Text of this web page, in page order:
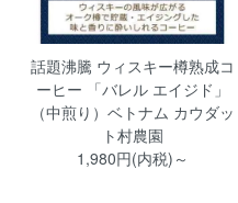
話題沸騰 ウィスキー樽熟成コ
ーヒー 「バレル エイジド」
（中煎り）ベトナム カウダッ
ト村農園
1,980円(内税)～